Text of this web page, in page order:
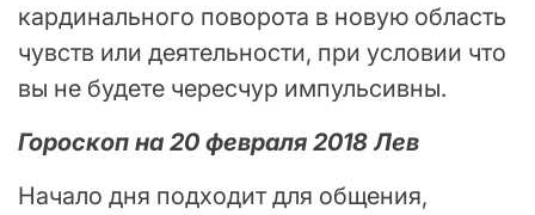
кардинального поворота в новую область
чувств или деятельности, при условии что
вы не будете чересчур импульсивны.
Гороскоп на 20 февраля 2018 Лев
Начало дня подходит для общения,